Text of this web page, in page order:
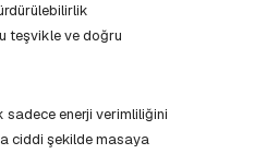
teşvikle ve doğru
sadece enerji verimliliğini
ciddi şekilde masaya